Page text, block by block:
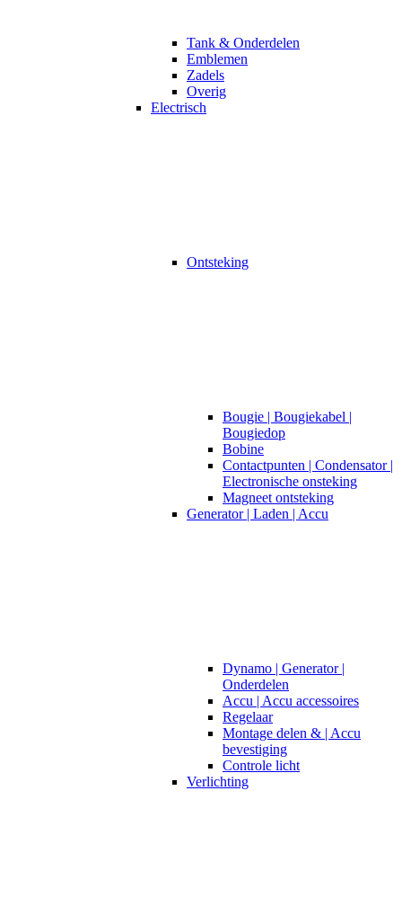
Tank & Onderdelen
Emblemen
Zadels
Overig
Electrisch
Ontsteking
Bougie | Bougiekabel |
Bougiedop
Bobine
Contactpunten | Condensator |
Electronische onsteking
Magneet ontsteking
Generator | Laden | Accu
Dynamo | Generator |
Onderdelen
Accu | Accu accessoires
Regelaar
Montage delen & | Accu
bevestiging
Controle licht
Verlichting